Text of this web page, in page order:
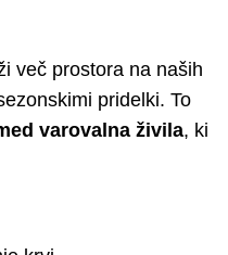
več prostora na naših
pridelki. To
varovalna živila, ki